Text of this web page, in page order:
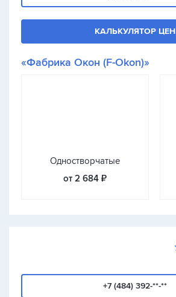
КАЛЬКУЛЯТОР ЦЕН
«Фабрика Окон (F-Okon)»
Одностворчатые
от 2 684 ₽
+7 (484) 392-**-**